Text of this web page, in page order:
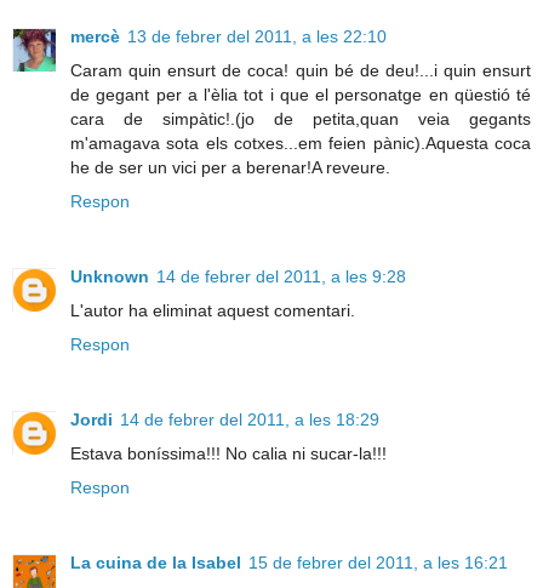
mercè 13 de febrer del 2011, a les 22:10
Caram quin ensurt de coca! quin bé de deu!...i quin ensurt
de gegant per a l'èlia tot i que el personatge en qüestió té
cara de simpàtic!.(jo de petita,quan veia gegants
m'amagava sota els cotxes...em feien pànic).Aquesta coca
he de ser un vici per a berenar!A reveure.
Respon
Unknown 14 de febrer del 2011, a les 9:28
L'autor ha eliminat aquest comentari.
Respon
Jordi 14 de febrer del 2011, a les 18:29
Estava boníssima!!! No calia ni sucar-la!!!
Respon
La cuina de la Isabel 15 de febrer del 2011, a les 16:21